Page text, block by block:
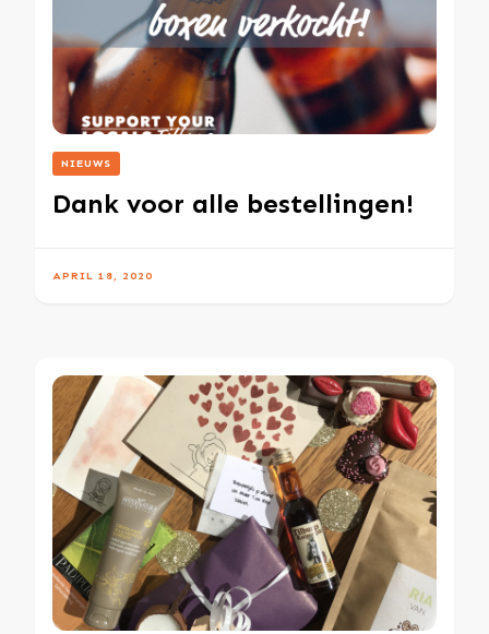
NIEUWS
Dank voor alle bestellingen!
APRIL 18, 2020